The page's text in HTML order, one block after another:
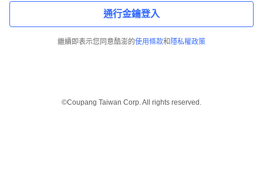
通行金鑰登入
繼續即表示您同意酷澎的使用條款和 隱私權政策
©Coupang Taiwan Corp. All rights reserved.